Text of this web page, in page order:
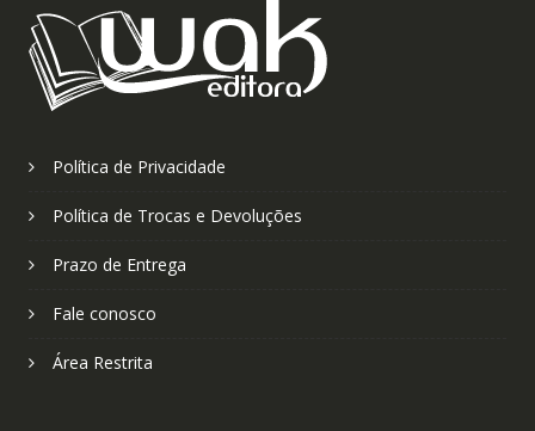
Política de Privacidade
Política de Trocas e Devoluções
Prazo de Entrega
Fale conosco
Área Restrita